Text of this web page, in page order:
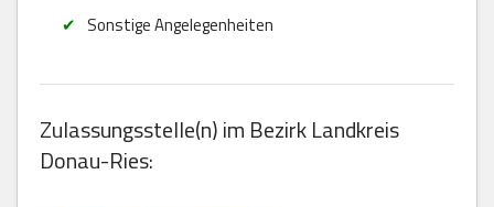
Sonstige Angelegenheiten
Zulassungsstelle(n) im Bezirk Landkreis
Donau-Ries: